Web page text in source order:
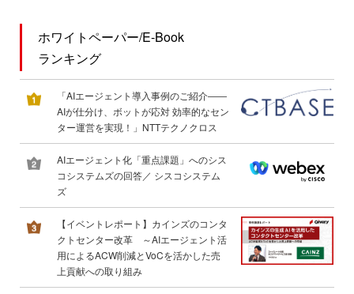
ホワイトペーパー/E-Book
ランキング
「AIエージェント導入事例のご紹介――
AIが仕分け、ボットが応対 効率的なセン
ター運営を実現！」NTTテクノクロス
AIエージェント化「重点課題」へのシス
コシステムズの回答／ シスコシステム
ズ
【イベントレポート】カインズのコンタ
クトセンター改革 ～AIエージェント活
用によるACW削減とVoCを活かした売
上貢献への取り組み